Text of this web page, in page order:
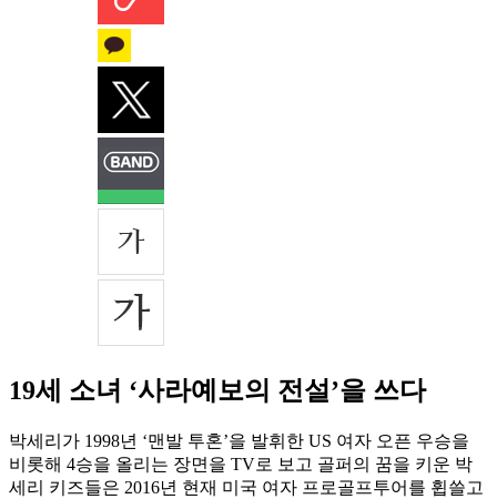
19세 소녀 ‘사라예보의 전설’을 쓰다
박세리가 1998년 ‘맨발 투혼’을 발휘한 US 여자 오픈 우승을
비롯해 4승을 올리는 장면을 TV로 보고 골퍼의 꿈을 키운 박
세리 키즈들은 2016년 현재 미국 여자 프로골프투어를 휩쓸고